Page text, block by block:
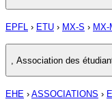
EPFL › ETU › MX-S › MX-
Association des
EHE › ASSOCIATIONS ›